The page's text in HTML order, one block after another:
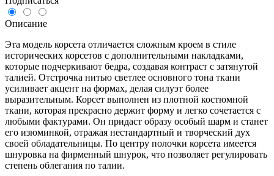
Описание
Эта модель корсета отличается сложным кроем в стиле
исторических корсетов с дополнительными накладками,
которые подчеркивают бедра, создавая контраст с затянутой
талией. Отстрочка нитью светлее основного тона ткани
усиливает акцент на формах, делая силуэт более
выразительным. Корсет выполнен из плотной костюмной
ткани, которая прекрасно держит форму и легко сочетается с
любыми фактурами. Он придаст образу особый шарм и станет
его изюминкой, отражая нестандартный и творческий дух
своей обладательницы. По центру полочки корсета имеется
шнуровка на фирменный шнурок, что позволяет регулировать
степень облегания по талии.